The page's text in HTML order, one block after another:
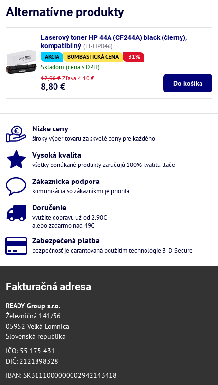
Alternatívne produkty
Laserový toner HP 44A (CF244A) black (čierny),
kompatibilný (LT-HP046)
AKCIA BOMBASTICKÁ CENA -31%
Skladom (cena s DPH)
8,80 €
12,90 € Zľava 4,10 €
Do košíka
Nízke ceny
široký výber tovaru za skvelé ceny pre každého
Vysoká kvalita
všetky ponúkané produkty zaručujú 100% kvalitu tlače
Zákaznícka podpora
komunikácia so zákazníkmi je priorita
Doručenie
využite dopravu už od 2,90€
alebo zadarmo nad 49€
Zabezpečená platba
bezpečnosť je garantovaná použitím technológie 3-D Secure
Fakturačná adresa
READY Group s.r.o.
Železničná 141/36
05952 Veľká Lomnica
Slovenská republika
IČO: 55 175 431
DIČ: 2121898328
IBAN: SK3111000000002942143418